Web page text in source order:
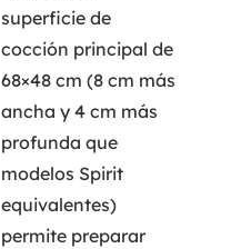
superficie de
cocción principal de
68×48 cm (8 cm más
ancha y 4 cm más
profunda que
modelos Spirit
equivalentes)
permite preparar